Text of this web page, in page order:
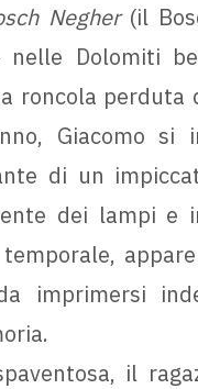
Negher(il
nelle Dolomiti
roncola perduta
Giacomo si
di un
dei lampi e
imprimersi
il